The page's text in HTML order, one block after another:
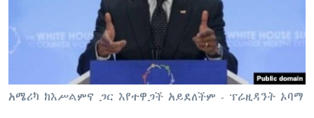
ቋንቋዎች
አሜሪካ ከእሥልምና ጋር እየተዋጋች አይደለችም - ፕሬዚዳንት ኦባማ